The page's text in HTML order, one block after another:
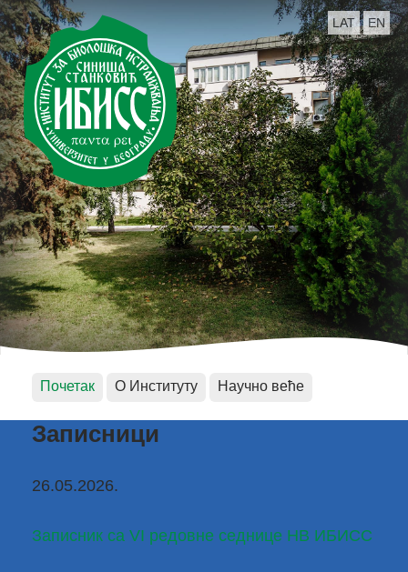
LAT EN
Почетак О Институту Научно веће
Записници
26.05.2026.
Записник са VI редовне седнице НВ ИБИСС